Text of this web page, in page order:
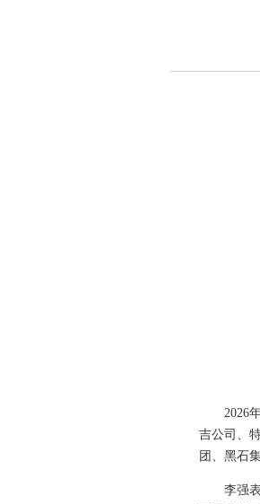
2026
吉公司、
团、黑石
李强